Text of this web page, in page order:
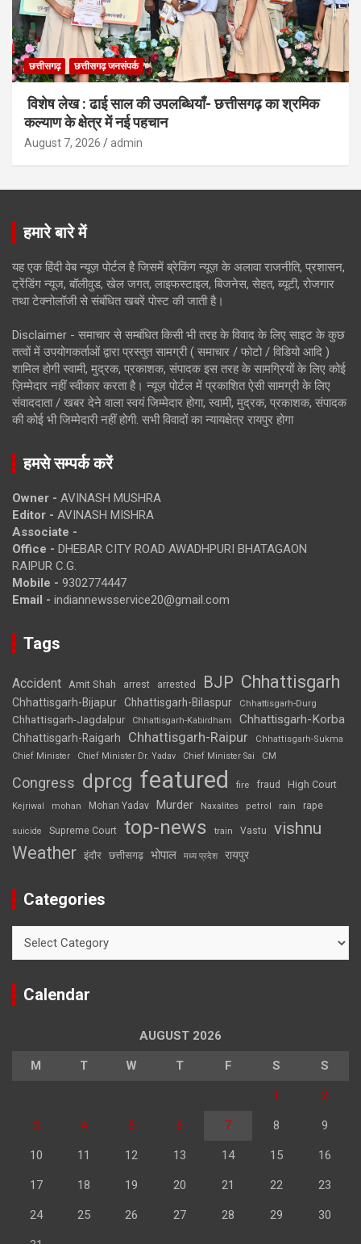
छत्तीसगढ़ छत्तीसगढ़ जनसंपर्क
विशेष लेख : ढाई साल की उपलब्धियाँ- छत्तीसगढ़ का श्रमिक
कल्याण के क्षेत्र में नई पहचान
August 7, 2026 admin
हमारे बारे में
यह एक हिंदी वेब न्यूज़ पोर्टल है जिसमें ब्रेकिंग न्यूज़ के अलावा राजनीति, प्रशासन,
ट्रेंडिंग न्यूज, बॉलीवुड, खेल जगत, लाइफस्टाइल, बिजनेस, सेहत, ब्यूटी, रोजगार
तथा टेक्नोलॉजी से संबंधित खबरें पोस्ट की जाती है।
Disclaimer - समाचार से सम्बंधित किसी भी तरह के विवाद के लिए साइट के कुछ
तत्वों में उपयोगकर्ताओं द्वारा प्रस्तुत सामग्री ( समाचार / फोटो / विडियो आदि )
शामिल होगी स्वामी, मुद्रक, प्रकाशक, संपादक इस तरह के सामग्रियों के लिए कोई
ज़िम्मेदार नहीं स्वीकार करता है। न्यूज़ पोर्टल में प्रकाशित ऐसी सामग्री के लिए
संवाददाता / खबर देने वाला स्वयं जिम्मेदार होगा, स्वामी, मुद्रक, प्रकाशक, संपादक
की कोई भी जिम्मेदारी नहीं होगी. सभी विवादों का न्यायक्षेत्र रायपुर होगा
हमसे सम्पर्क करें
Owner - AVINASH MUSHRA
Editor - AVINASH MISHRA
Associate -
Office - DHEBAR CITY ROAD AWADHPURI BHATAGAON
RAIPUR C.G.
Mobile - 9302774447
Email - indiannewsservice20@gmail.com
Tags
Accident Amit Shah arrest arrested BJP Chhattisgarh
Chhattisgarh-Bijapur Chhattisgarh-Bilaspur Chhattisgarh-Durg
Chhattisgarh-Jagdalpur Chhattisgarh-Kabirdham Chhattisgarh-Korba
Chhattisgarh-Raigarh Chhattisgarh-Raipur
Chhattisgarh-Sukma
Chief Minister
Chief Minister Dr. Yadav Chief Minister Sai CM
Congress dprcg featured fire fraud High Court
Kejriwal mohan Mohan Yadav Murder Naxalites petrol rain rape
suicide Supreme Court top-news train Vastu vishnu
Weather इंदौर छत्तीसगढ़ भोपाल मध्य प्रदेश रायपुर
Categories
Calendar
AUGUST 2026
M T W T F S S
1 2
3 4 5 6 7 8 9
10 11 12 13 14 15 16
17 18 19 20 21 22 23
24 25 26 27 28 29 30